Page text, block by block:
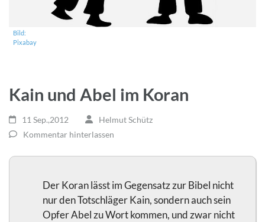
Bild:
Pixabay
Kain und Abel im Koran
11 Sep.,2012
Helmut Schütz
Kommentar hinterlassen
Der Koran lässt im Gegensatz zur Bibel nicht
nur den Totschläger Kain, sondern auch sein
Opfer Abel zu Wort kommen, und zwar nicht